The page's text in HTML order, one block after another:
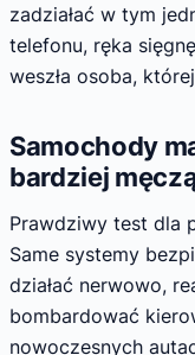
zadziałać w tym
telefonu, ręka
weszła osoba,
Samochody
bardziej
Prawdziwy test dla
Same systemy
działać nerwowo,
bombardować
nowoczesnych